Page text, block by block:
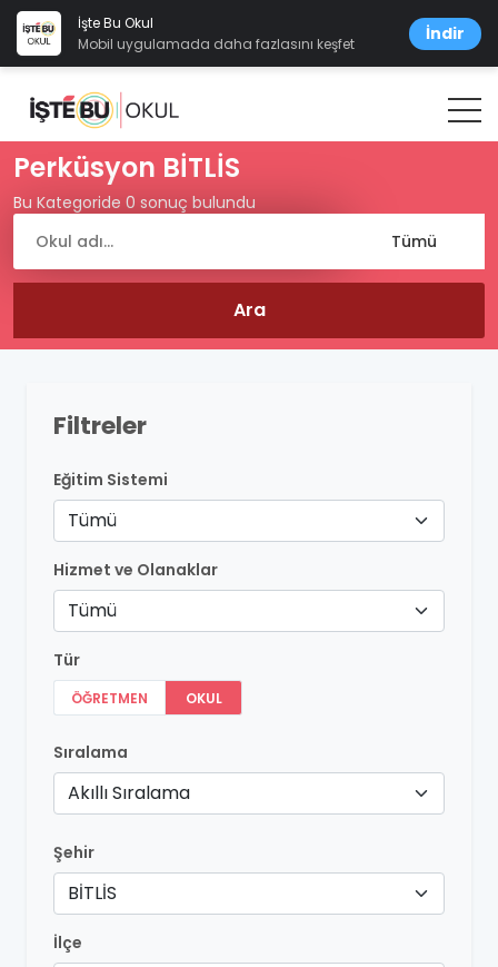
İşte Bu Okul
Mobil uygulamada daha fazlasını keşfet
İndir
Perküsyon BİTLİS
Bu Kategoride 0 sonuç bulundu
Filtreler
Eğitim Sistemi
Tümü
Hizmet ve Olanaklar
Tümü
Tür
ÖĞRETMEN OKUL
Sıralama
Akıllı Sıralama
Şehir
BİTLİS
İlçe